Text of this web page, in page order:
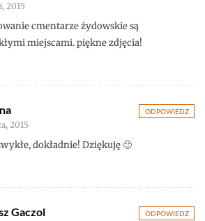
2015
cmentarze żydowskie są
miejscami. piękne zdjęcia!
ODPOWIEDZ
2015
dokładnie! Dziękuję 🙂
ODPOWIEDZ
Gaczol